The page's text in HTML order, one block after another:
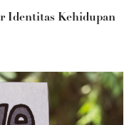
Identitas Kehidupan